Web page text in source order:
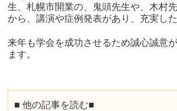
生、札幌市開業の、鬼頭先生や、木村
から、講演や症例発表があり、充実し
来年も学会を成功させるため誠心誠意
ます。
■ 他の記事を読む■